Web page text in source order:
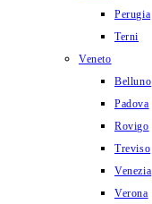
Perugia
Terni
Veneto
Belluno
Padova
Rovigo
Treviso
Venezia
Verona